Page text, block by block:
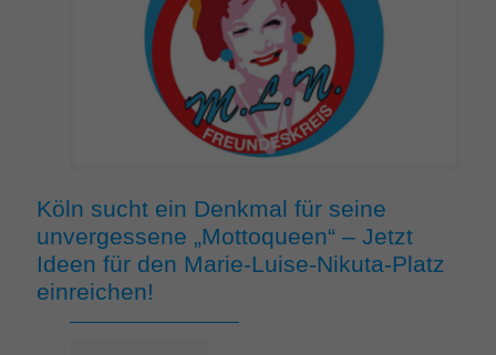
Köln sucht ein Denkmal für seine
unvergessene „Mottoqueen“ – Jetzt
Ideen für den Marie-Luise-Nikuta-Platz
einreichen!